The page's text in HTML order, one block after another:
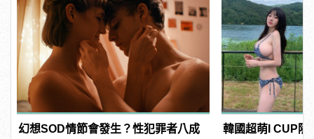
幻想SOD情節會發生？性犯罪者八成
韓國超萌I CUP隱